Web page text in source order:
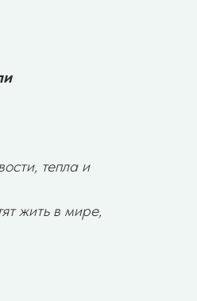
тепла и
жить в мире,